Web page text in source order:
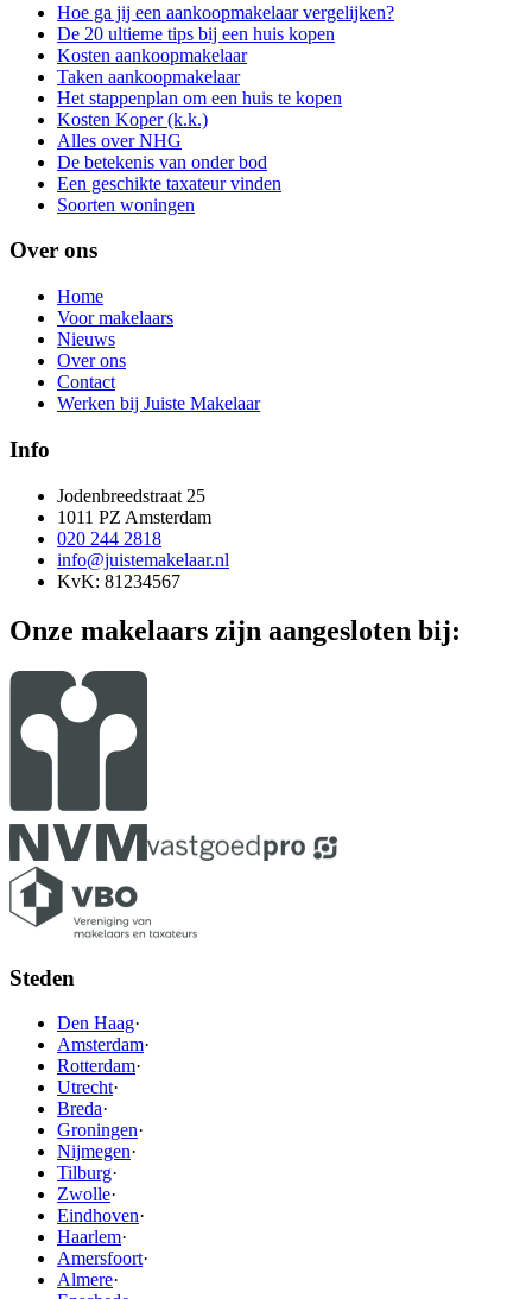
Hoe ga jij een aankoopmakelaar vergelijken?
De 20 ultieme tips bij een huis kopen
Kosten aankoopmakelaar
Taken aankoopmakelaar
Het stappenplan om een huis te kopen
Kosten Koper (k.k.)
Alles over NHG
De betekenis van onder bod
Een geschikte taxateur vinden
Soorten woningen
Over ons
Home
Voor makelaars
Nieuws
Over ons
Contact
Werken bij Juiste Makelaar
Info
Jodenbreedstraat 25
1011 PZ Amsterdam
020 244 2818
info@juistemakelaar.nl
KvK: 81234567
Onze makelaars zijn aangesloten bij:
Steden
Den Haag·
Amsterdam·
Rotterdam·
Utrecht·
Breda·
Groningen·
Nijmegen·
Tilburg·
Zwolle·
Eindhoven·
Haarlem·
Amersfoort·
Almere·